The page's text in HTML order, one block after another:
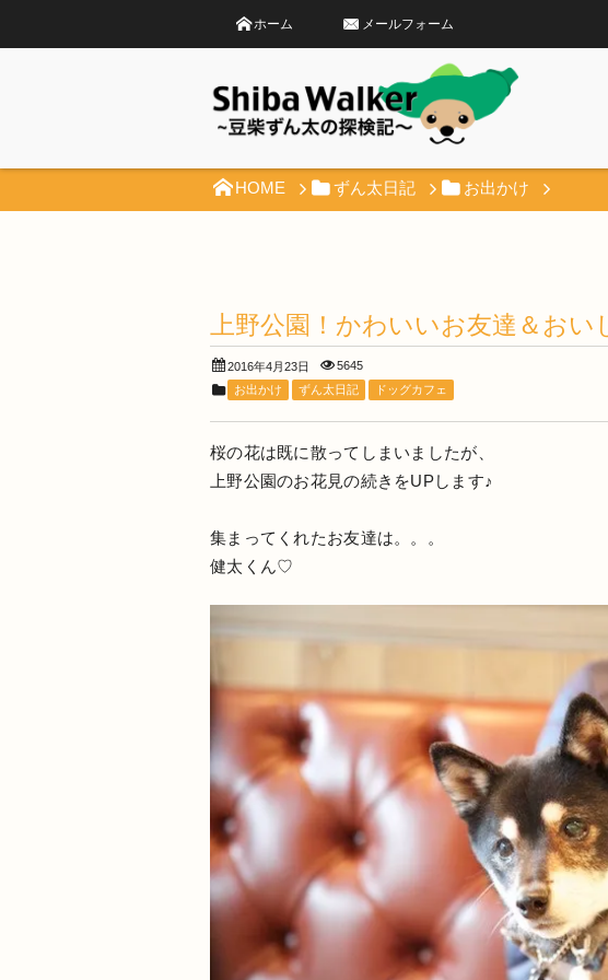
ホーム メールフォーム
HOME ずん太日記 お出かけ
上野公園！かわいいお友達＆おい
2016年4月23日 5645
お出かけ
ずん太日記 ドッグカフェ
桜の花は既に散ってしまいましたが、
上野公園のお花見の続きをUPします♪
集まってくれたお友達は。。。
健太くん♡